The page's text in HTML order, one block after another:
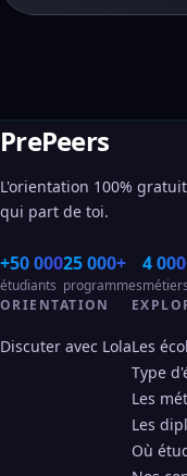
PrePeers
L'orientation 100%
qui part de toi.
+50 000
étudiants
25 000+
programmes
4
métiers
ORIENTATION
Discuter avec LolaLes
Type
Les
Les
Où